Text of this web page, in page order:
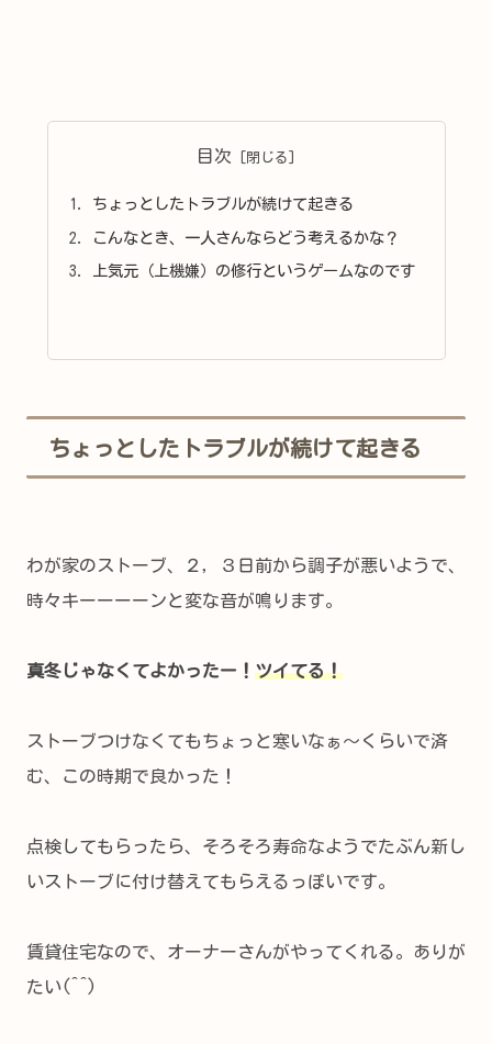
目次
ちょっとしたトラブルが続けて起きる
こんなとき、一人さんならどう考えるかな？
上気元（上機嫌）の修行というゲームなのです
ちょっとしたトラブルが続けて起きる
わが家のストーブ、２，３日前から調子が悪いようで、
時々キーーーーンと変な音が鳴ります。
真冬じゃなくてよかったー！ ツイてる！
ストーブつけなくてもちょっと寒いなぁ～くらいで済
む、この時期で良かった！
点検してもらったら、そろそろ寿命なようでたぶん新し
いストーブに付け替えてもらえるっぽいです。
賃貸住宅なので、オーナーさんがやってくれる。ありが
たい(^^)